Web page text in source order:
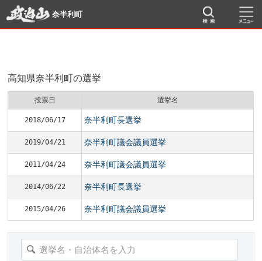
奈半利町
高知県奈半利町の選挙
投票日 選挙名
2018/06/17 奈半利町長選挙
2019/04/21 奈半利町議会議員選挙
2011/04/24 奈半利町議会議員選挙
2014/06/22 奈半利町長選挙
2015/04/26 奈半利町議会議員選挙